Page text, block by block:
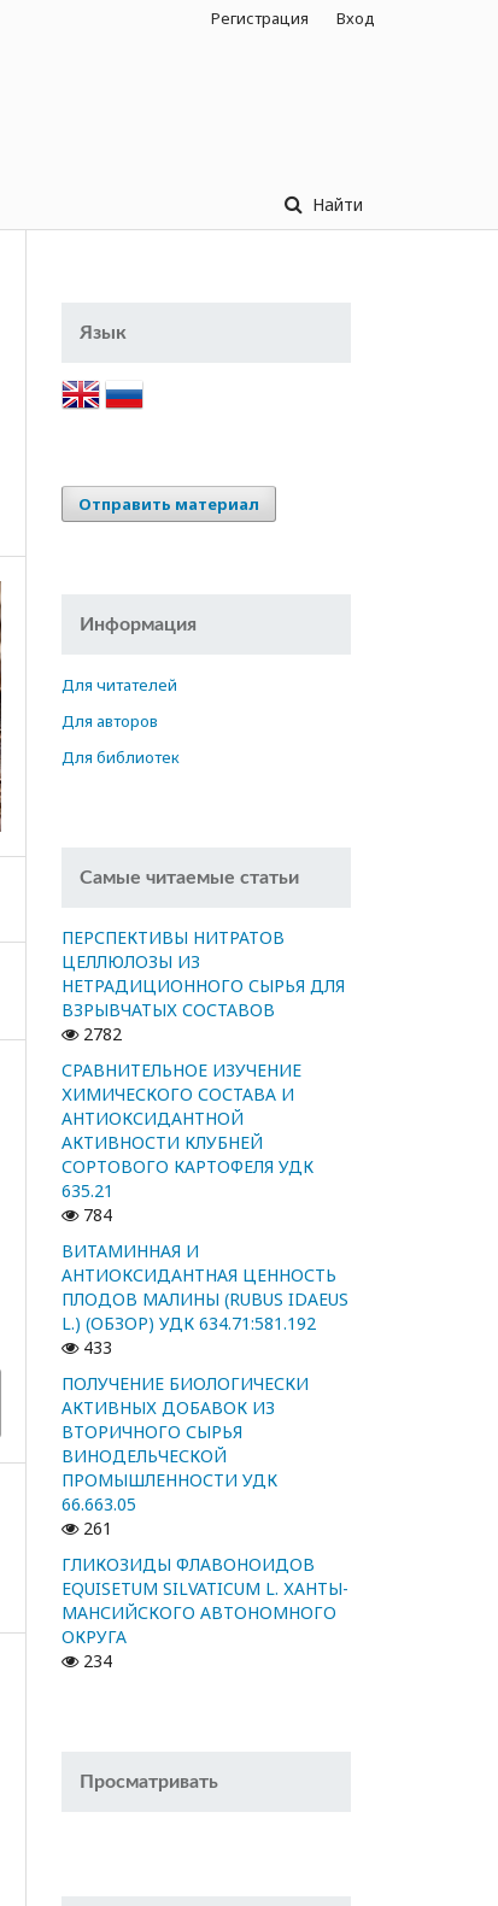
Найти
Регистрация Вход
Язык
Отправить материал
Информация
Для читателей
Для авторов
Для библиотек
Самые читаемые статьи
ПЕРСПЕКТИВЫ НИТРАТОВ
ЦЕЛЛЮЛОЗЫ ИЗ
НЕТРАДИЦИОННОГО СЫРЬЯ ДЛЯ
ВЗРЫВЧАТЫХ СОСТАВОВ
2782
СРАВНИТЕЛЬНОЕ ИЗУЧЕНИЕ
ХИМИЧЕСКОГО СОСТАВА И
АНТИОКСИДАНТНОЙ
АКТИВНОСТИ КЛУБНЕЙ
СОРТОВОГО КАРТОФЕЛЯ УДК
635.21
784
ВИТАМИННАЯ И
АНТИОКСИДАНТНАЯ ЦЕННОСТЬ
ПЛОДОВ МАЛИНЫ (RUBUS IDAEUS
L.) (ОБЗОР) УДК 634.71:581.192
433
ПОЛУЧЕНИЕ БИОЛОГИЧЕСКИ
АКТИВНЫХ ДОБАВОК ИЗ
ВТОРИЧНОГО СЫРЬЯ
ВИНОДЕЛЬЧЕСКОЙ
ПРОМЫШЛЕННОСТИ УДК
66.663.05
261
ГЛИКОЗИДЫ ФЛАВОНОИДОВ
EQUISETUM SILVATICUM L. ХАНТЫ-
МАНСИЙСКОГО АВТОНОМНОГО
ОКРУГА
234
Просматривать